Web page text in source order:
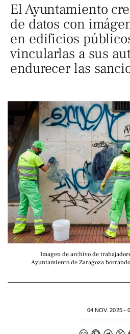
El Ayuntamiento
de datos con
en edificios
vincularlas a sus
endurecer las
Imagen de archivo de
Ayuntamiento de Zaragoza
04 NOV. 2025 -